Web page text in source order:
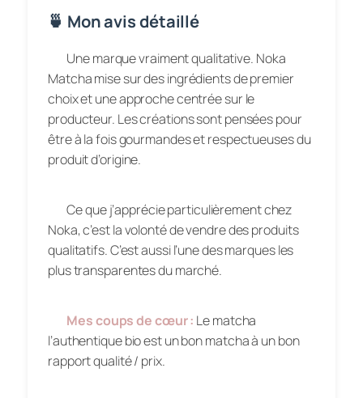
🍵 Mon avis détaillé
Une marque vraiment qualitative. Noka
Matcha mise sur des ingrédients de premier
choix et une approche centrée sur le
producteur. Les créations sont pensées pour
être à la fois gourmandes et respectueuses du
produit d’origine.
Ce que j’apprécie particulièrement chez
Noka, c’est la volonté de vendre des produits
qualitatifs. C’est aussi l’une des marques les
plus transparentes du marché.
Mes coups de cœur : Le matcha
l’authentique bio est un bon matcha à un bon
rapport qualité / prix.